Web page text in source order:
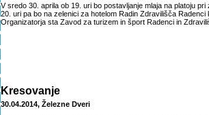
V sredo 30. aprila ob 19. uri bo postavljanje mlaja na platoju
20. uri pa bo na zelenici za hotelom Radin Zdravilišča Radenci
Organizatorja sta Zavod za turizem in šport Radenci in
Kresovanje
30.04.2014, Železne Dveri